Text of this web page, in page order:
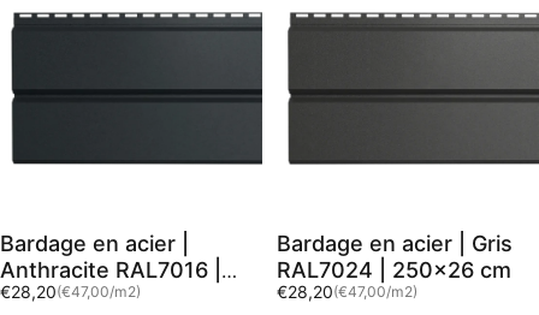
Bardage en acier |
Anthracite RAL7016 |
250x26 cm
€28,20
Prix unitaire
(€47,00/
par m2)
Bardage en acier | Gris
RAL7024 | 250x26 cm
€28,20
Prix unitaire
(€47,00/
par m2)